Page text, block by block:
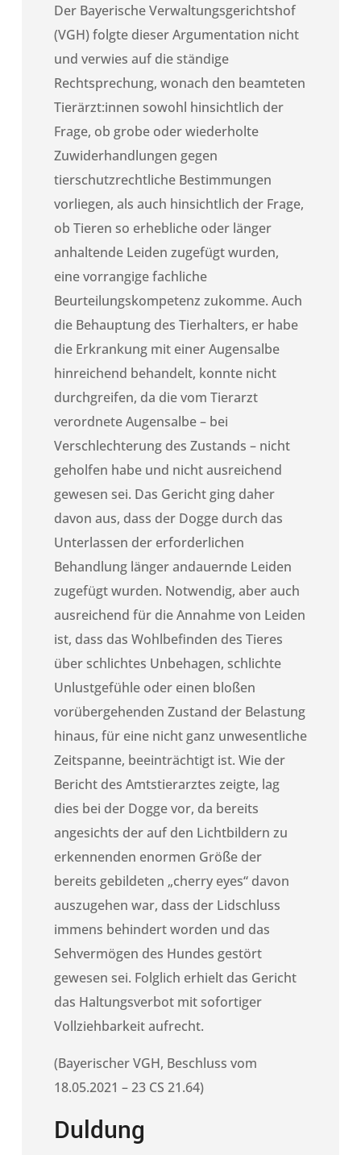
Der Bayerische Verwaltungsgerichtshof
(VGH) folgte dieser Argumentation nicht
und verwies auf die ständige
Rechtsprechung, wonach den beamteten
Tierärzt:innen sowohl hinsichtlich der
Frage, ob grobe oder wiederholte
Zuwiderhandlungen gegen
tierschutzrechtliche Bestimmungen
vorliegen, als auch hinsichtlich der Frage,
ob Tieren so erhebliche oder länger
anhaltende Leiden zugefügt wurden,
eine vorrangige fachliche
Beurteilungskompetenz zukomme. Auch
die Behauptung des Tierhalters, er habe
die Erkrankung mit einer Augensalbe
hinreichend behandelt, konnte nicht
durchgreifen, da die vom Tierarzt
verordnete Augensalbe – bei
Verschlechterung des Zustands – nicht
geholfen habe und nicht ausreichend
gewesen sei. Das Gericht ging daher
davon aus, dass der Dogge durch das
Unterlassen der erforderlichen
Behandlung länger andauernde Leiden
zugefügt wurden. Notwendig, aber auch
ausreichend für die Annahme von Leiden
ist, dass das Wohlbefinden des Tieres
über schlichtes Unbehagen, schlichte
Unlustgefühle oder einen bloßen
vorübergehenden Zustand der Belastung
hinaus, für eine nicht ganz unwesentliche
Zeitspanne, beeinträchtigt ist. Wie der
Bericht des Amtstierarztes zeigte, lag
dies bei der Dogge vor, da bereits
angesichts der auf den Lichtbildern zu
erkennenden enormen Größe der
bereits gebildeten „cherry eyes“ davon
auszugehen war, dass der Lidschluss
immens behindert worden und das
Sehvermögen des Hundes gestört
gewesen sei. Folglich erhielt das Gericht
das Haltungsverbot mit sofortiger
Vollziehbarkeit aufrecht.
(Bayerischer VGH, Beschluss vom
18.05.2021 – 23 CS 21.64)
Duldung